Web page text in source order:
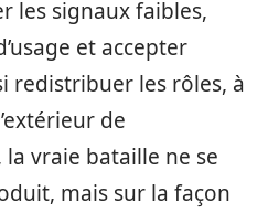
les signaux faibles,
et accepter
redistribuer les rôles, à
de
la vraie bataille ne se
mais sur la façon